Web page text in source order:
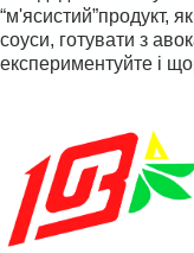
“м'ясистий”продукт,
соуси, готувати з
експериментуйте і